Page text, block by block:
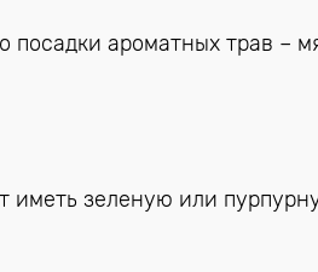
ароматных трав –
иметь зеленую или